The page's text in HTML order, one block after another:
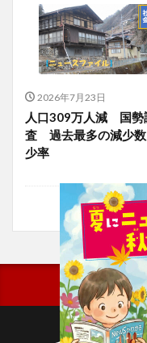
2026年7月23日
人口309万人減 国勢
査 過去最多の減少
少率